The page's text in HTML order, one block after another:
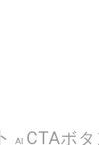
AI CTAボタ